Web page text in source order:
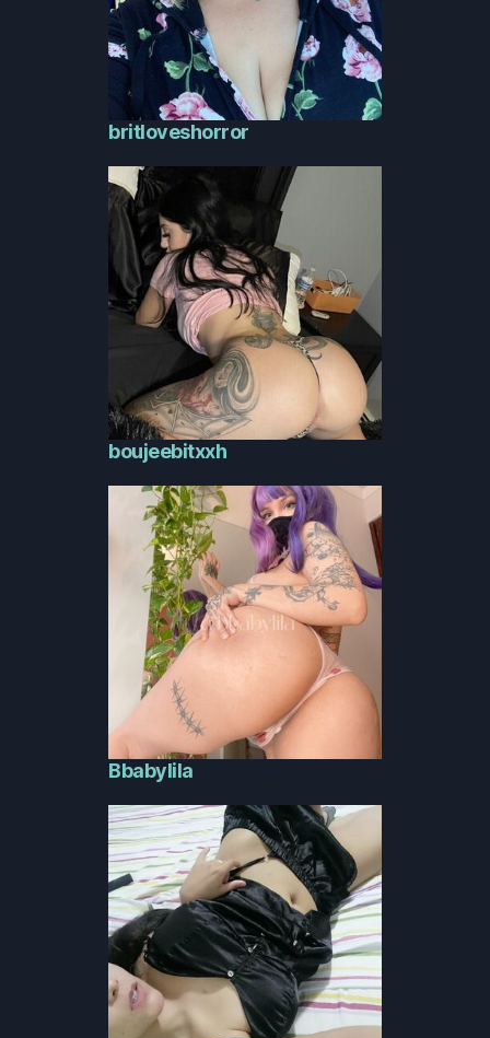
britloveshorror
boujeebitxxh
Bbabylila